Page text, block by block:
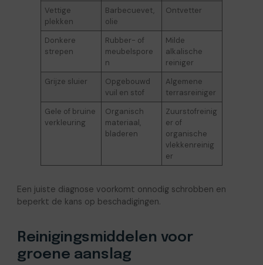
Vettige
plekken
Barbecuevet,
olie
Ontvetter
Donkere
strepen
Rubber- of
meubelspore
n
Milde
alkalische
reiniger
Grijze sluier
Opgebouwd
vuil en stof
Algemene
terrasreiniger
Gele of bruine
verkleuring
Organisch
materiaal,
bladeren
Zuurstofreinig
er of
organische
vlekkenreinig
er
Een juiste diagnose voorkomt onnodig schrobben en
beperkt de kans op beschadigingen.
Reinigingsmiddelen voor
groene aanslag